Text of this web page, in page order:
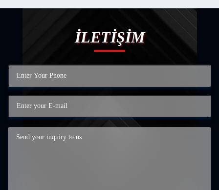
İLETİŞİM